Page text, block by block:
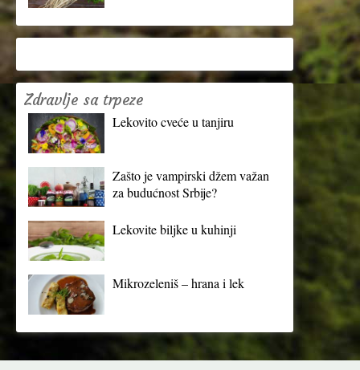
Zdravlje sa trpeze
Lekovito cveće u tanjiru
Zašto je vampirski džem važan
za budućnost Srbije?
Lekovite biljke u kuhinji
Mikrozeleniš – hrana i lek